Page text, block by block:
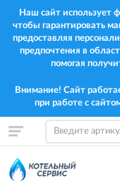
Наш сайт использует
чтобы гарантировать
предоставляя
предпочтения в
помогая
Внимание! Сайт
при работе с